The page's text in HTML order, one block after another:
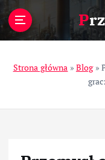
Strona główna » Blog»